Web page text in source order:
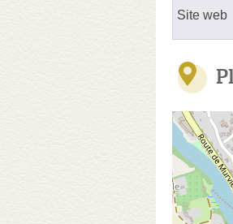
Site web